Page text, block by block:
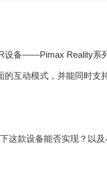
设备——Pimax Reality系
互动模式，并能同时支
这款设备能否实现？以及